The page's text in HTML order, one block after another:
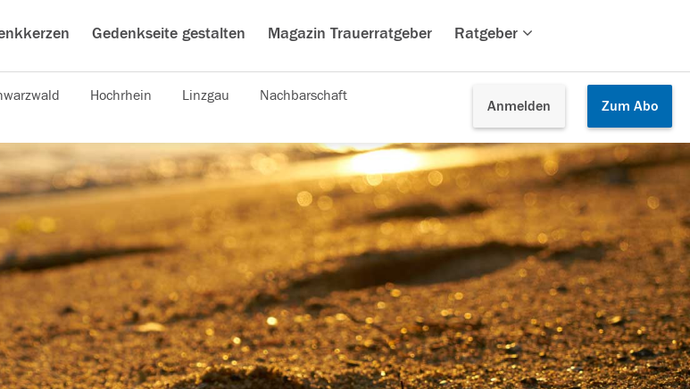
Gedenkseite gestalten Magazin Trauerratgeber Ratgeber
Anmelden Zum Abo
Hochrhein Linzgau Nachbarschaft